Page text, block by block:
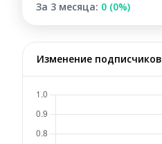
За 3 месяца: 0 (0%)
Изменение подписчиков